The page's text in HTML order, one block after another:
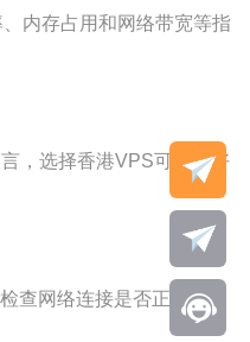
内存占用和网络带宽等指
，选择香港VPS可以更好
查网络连接是否正常、是